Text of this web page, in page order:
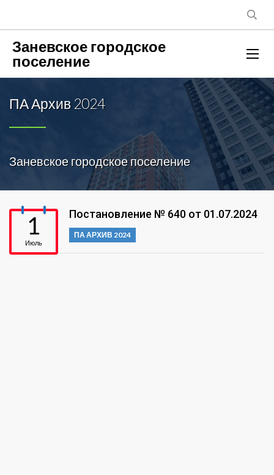
Заневское городское
поселение
ПА Архив 2024
Заневское городское поселение
1
Июль
Постановление № 640 от 01.07.2024
ПА АРХИВ 2024